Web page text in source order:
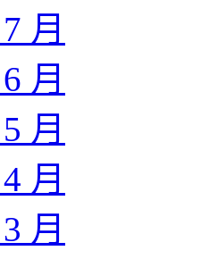
月
月
月
月
月